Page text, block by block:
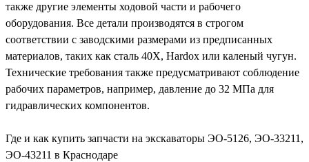
также другие элементы ходовой части и рабочего
оборудования. Все детали производятся в строгом
соответствии с заводскими размерами из предписанных
материалов, таких как сталь 40Х, Hardox или каленый чугун.
Технические требования также предусматривают соблюдение
рабочих параметров, например, давление до 32 МПа для
гидравлических компонентов.
Где и как купить запчасти на экскаваторы ЭО-5126, ЭО-33211,
ЭО-43211 в Краснодаре